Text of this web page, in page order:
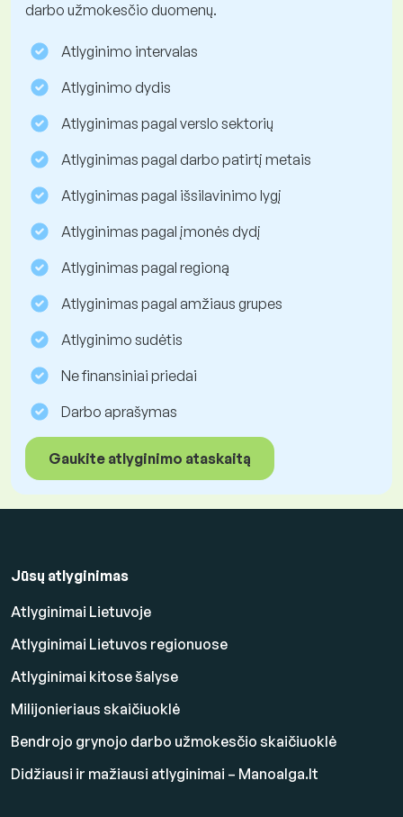
darbo užmokesčio duomenų.
Atlyginimo intervalas
Atlyginimo dydis
Atlyginimas pagal verslo sektorių
Atlyginimas pagal darbo patirtį metais
Atlyginimas pagal išsilavinimo lygį
Atlyginimas pagal įmonės dydį
Atlyginimas pagal regioną
Atlyginimas pagal amžiaus grupes
Atlyginimo sudėtis
Ne finansiniai priedai
Darbo aprašymas
Gaukite atlyginimo ataskaitą
Jūsų atlyginimas
Atlyginimai Lietuvoje
Atlyginimai Lietuvos regionuose
Atlyginimai kitose šalyse
Milijonieriaus skaičiuoklė
Bendrojo grynojo darbo užmokesčio skaičiuoklė
Didžiausi ir mažiausi atlyginimai – Manoalga.lt